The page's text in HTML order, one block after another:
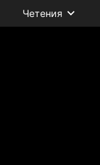
Четения